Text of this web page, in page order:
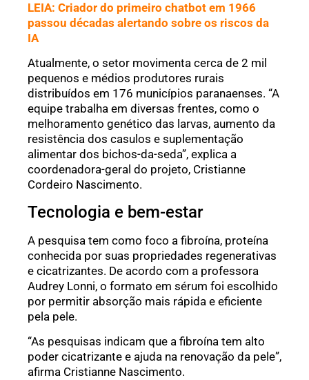
LEIA: Criador do primeiro chatbot em 1966
passou décadas alertando sobre os riscos da
IA
Atualmente, o setor movimenta cerca de 2 mil
pequenos e médios produtores rurais
distribuídos em 176 municípios paranaenses. “A
equipe trabalha em diversas frentes, como o
melhoramento genético das larvas, aumento da
resistência dos casulos e suplementação
alimentar dos bichos-da-seda”, explica a
coordenadora-geral do projeto, Cristianne
Cordeiro Nascimento.
Tecnologia e bem-estar
A pesquisa tem como foco a fibroína, proteína
conhecida por suas propriedades regenerativas
e cicatrizantes. De acordo com a professora
Audrey Lonni, o formato em sérum foi escolhido
por permitir absorção mais rápida e eficiente
pela pele.
“As pesquisas indicam que a fibroína tem alto
poder cicatrizante e ajuda na renovação da pele”,
afirma Cristianne Nascimento.